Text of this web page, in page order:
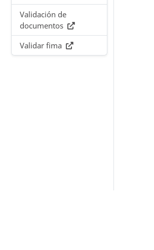
Validación de
documentos
Validar fima